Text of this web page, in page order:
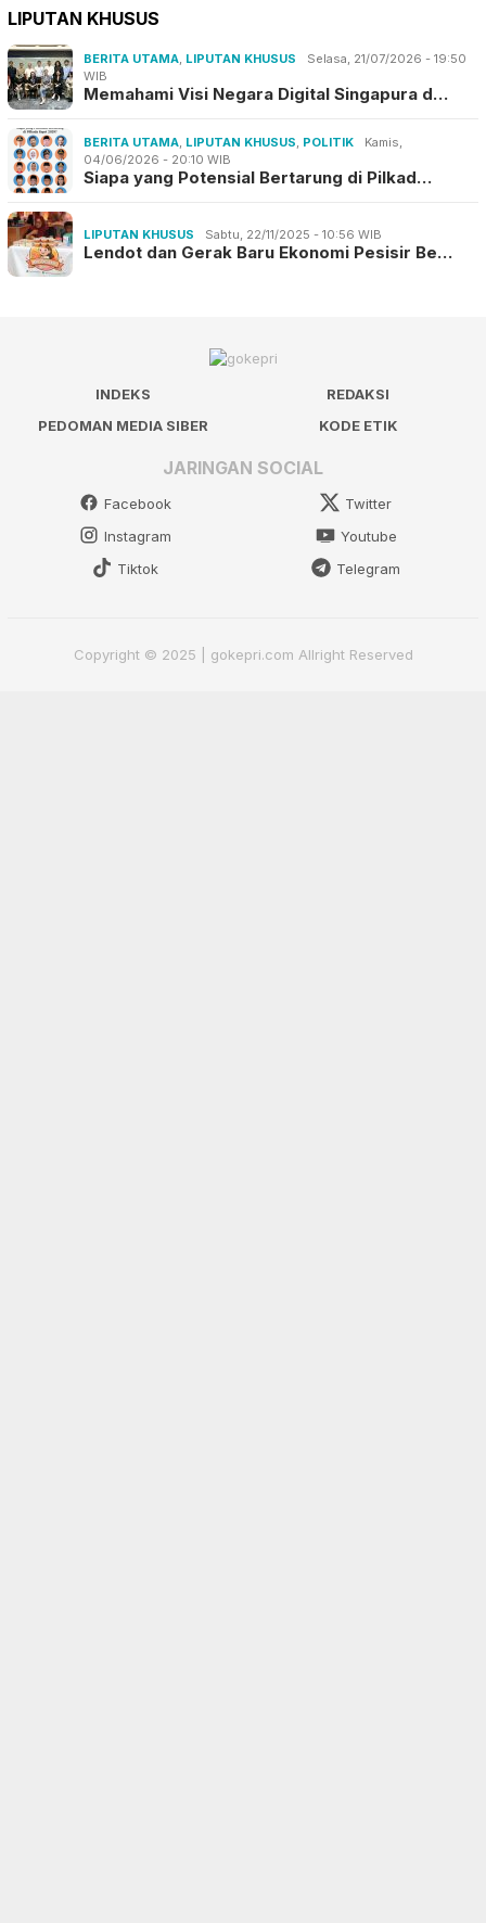
LIPUTAN KHUSUS
BERITA UTAMA, LIPUTAN KHUSUS
Selasa, 21/07/2026 - 19:50
WIB
Memahami Visi Negara Digital Singapura d…
BERITA UTAMA, LIPUTAN KHUSUS, POLITIK
Kamis,
04/06/2026 - 20:10 WIB
Siapa yang Potensial Bertarung di Pilkad…
LIPUTAN KHUSUS Sabtu, 22/11/2025 - 10:56 WIB
Lendot dan Gerak Baru Ekonomi Pesisir Be…
INDEKS
REDAKSI
PEDOMAN MEDIA SIBER
KODE ETIK
JARINGAN SOCIAL
Facebook
Twitter
Instagram
Youtube
Tiktok
Telegram
Copyright © 2025 | gokepri.com Allright Reserved